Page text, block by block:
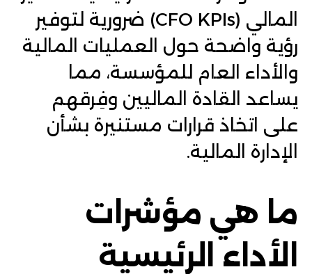
المالي (CFO KPIs) ضرورية لتوفير
رؤية واضحة حول العمليات المالية
والأداء العام للمؤسسة، مما
يساعد القادة الماليين وفِرقهم
على اتخاذ قرارات مستنيرة بشأن
الإدارة المالية.
ما هي مؤشرات
الأداء الرئيسية